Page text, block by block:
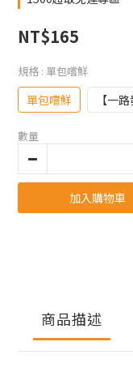
NT$165
規格 : 單包嚐鮮
單包嚐鮮 【一
數量
加入購物車
商品描述